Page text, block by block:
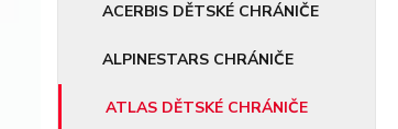
ACERBIS DĚTSKÉ CHRÁNIČE
ALPINESTARS CHRÁNIČE
ATLAS DĚTSKÉ CHRÁNIČE